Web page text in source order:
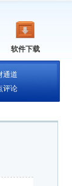
软件下载
通道
评论